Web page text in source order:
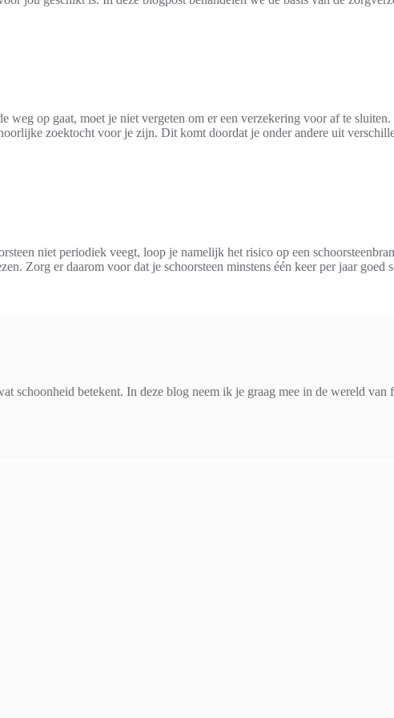
weg op gaat, moet je niet vergeten om er een verzekering voor af te
zoektocht voor je zijn. Dit komt doordat je onder andere uit
niet periodiek veegt, loop je namelijk het risico op een
Zorg er daarom voor dat je schoorsteen minstens één keer per jaar goed
schoonheid betekent. In deze blog neem ik je graag mee in de wereld van